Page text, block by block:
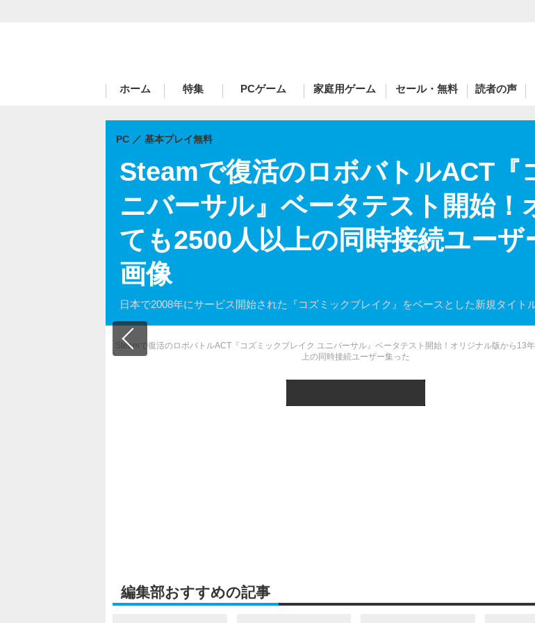
ホーム 特集 PCゲーム 家庭用ゲーム セール・無料 読者の声
Steamで復活のロボバトルACT『
ニバーサル』ベータテスト開始
ても2500人以上の同時接続ユーザ
画像
日本で2008年にサービス開始された『コズミックブレイク』をベースとした新規タイトル
PC 基本プレイ無料
Steamで復活のロボバトルACT『コズミックブレイク ユニバーサル』ベータテスト開始！オリジナル版から13
上の同時接続ユーザー集った